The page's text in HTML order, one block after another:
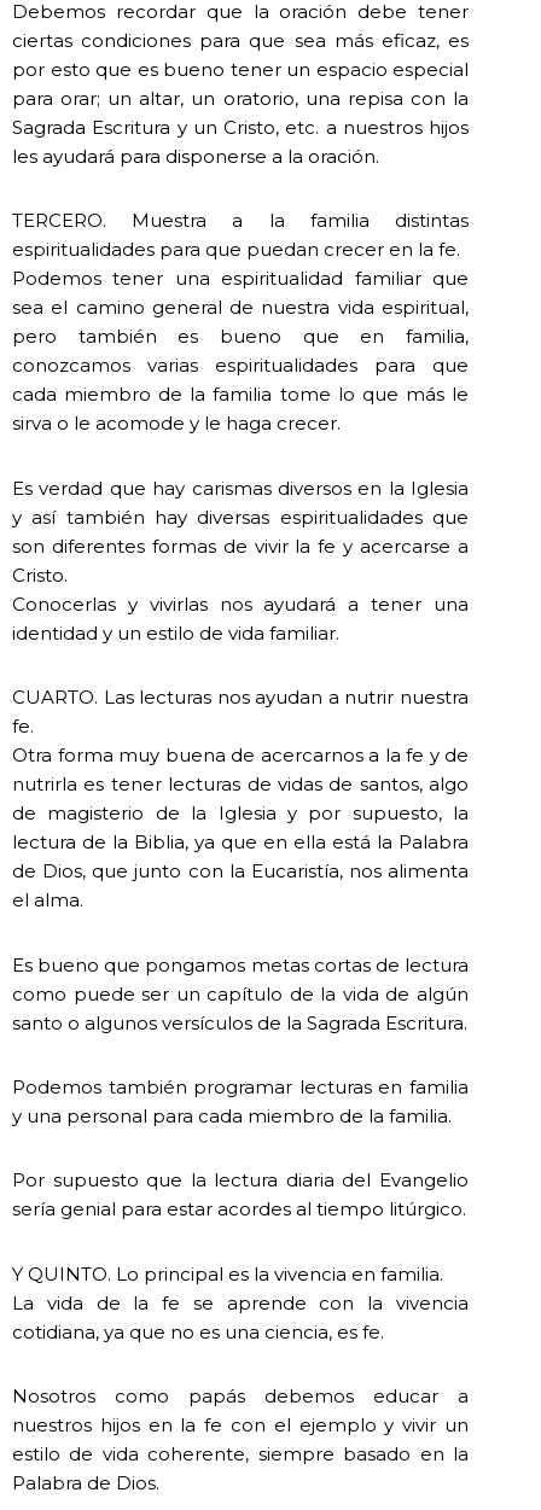
Debemos recordar que la oración debe tener
ciertas condiciones para que sea más eficaz, es
por esto que es bueno tener un espacio especial
para orar; un altar, un oratorio, una repisa con la
Sagrada Escritura y un Cristo, etc. a nuestros hijos
les ayudará para disponerse a la oración.
TERCERO. Muestra a la familia distintas
espiritualidades para que puedan crecer en la fe.
Podemos tener una espiritualidad familiar que
sea el camino general de nuestra vida espiritual,
pero también es bueno que en familia,
conozcamos varias espiritualidades para que
cada miembro de la familia tome lo que más le
sirva o le acomode y le haga crecer.
Es verdad que hay carismas diversos en la Iglesia
y así también hay diversas espiritualidades que
son diferentes formas de vivir la fe y acercarse a
Cristo.
Conocerlas y vivirlas nos ayudará a tener una
identidad y un estilo de vida familiar.
CUARTO. Las lecturas nos ayudan a nutrir nuestra
fe.
Otra forma muy buena de acercarnos a la fe y de
nutrirla es tener lecturas de vidas de santos, algo
de magisterio de la Iglesia y por supuesto, la
lectura de la Biblia, ya que en ella está la Palabra
de Dios, que junto con la Eucaristía, nos alimenta
el alma.
Es bueno que pongamos metas cortas de lectura
como puede ser un capítulo de la vida de algún
santo o algunos versículos de la Sagrada Escritura.
Podemos también programar lecturas en familia
y una personal para cada miembro de la familia.
Por supuesto que la lectura diaria del Evangelio
sería genial para estar acordes al tiempo litúrgico.
Y QUINTO. Lo principal es la vivencia en familia.
La vida de la fe se aprende con la vivencia
cotidiana, ya que no es una ciencia, es fe.
Nosotros como papás debemos educar a
nuestros hijos en la fe con el ejemplo y vivir un
estilo de vida coherente, siempre basado en la
Palabra de Dios.